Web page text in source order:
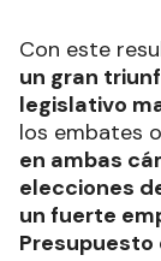
Con este
un gran
legislativo
los embates
en ambas
elecciones
un fuerte
Presupuesto